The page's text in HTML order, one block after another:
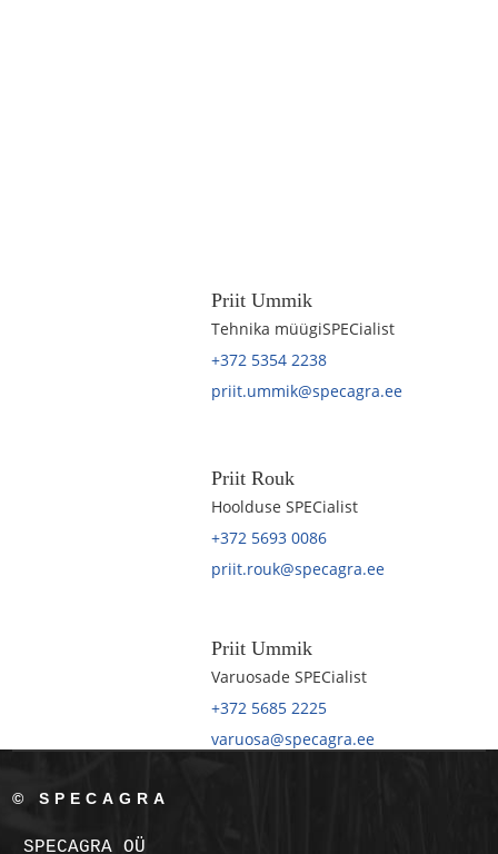
Priit Ummik
Tehnika müügiSPECialist
+372 5354 2238
priit.ummik@specagra.ee
Priit Rouk
Hoolduse SPECialist
+372 5693 0086
priit.rouk@specagra.ee
Priit Ummik
Varuosade SPECialist
+372 5685 2225
varuosa@specagra.ee
© SPECAGRA
SPECAGRA OÜ